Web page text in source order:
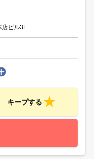
店ビル3F
キープする